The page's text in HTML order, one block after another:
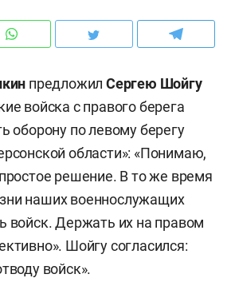
предложилСергею Шойгу
войска с правого берега
оборону по левому берегу
области»: «Понимаю,
решение. В то же время
наших военнослужащих
войск. Держать их на правом
Шойгу согласился:
войск».